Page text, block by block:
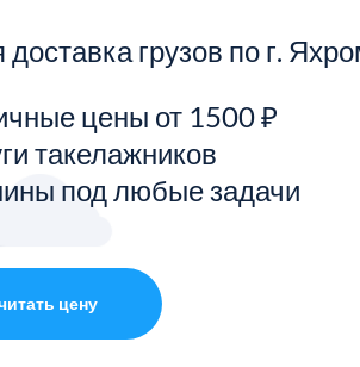
услуги
грузов по г.
цены от 1500 ₽
такелажников
под любые задачи
цену